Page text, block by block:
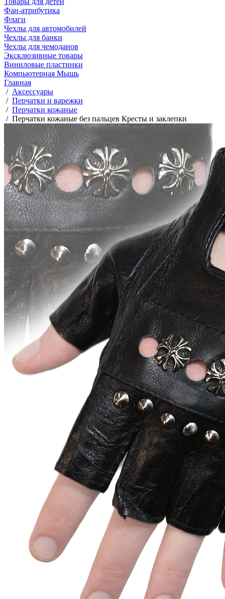
Фан-атрибутика
Флаги
Чехлы для автомобилей
Чехлы для банки
Чехлы для чемоданов
Эксклюзивные товары
Виниловые пластинки
Компьютерная Мышь
Главная
/ Аксессуары
/ Перчатки и варежки
/ Перчатки кожаные
/ Перчатки кожаные без пальцев Кресты и заклепки